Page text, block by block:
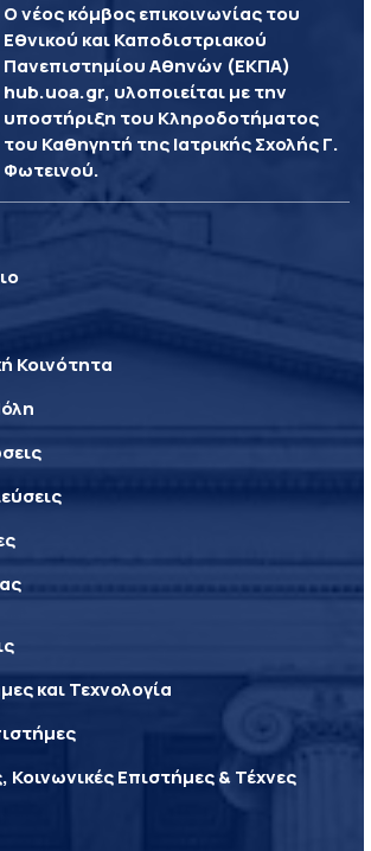
Ο νέος κόμβος επικοινωνίας του
Εθνικού και Καποδιστριακού
Πανεπιστημίου Αθηνών (ΕΚΠΑ)
hub.uoa.gr, υλοποιείται με την
υποστήριξη του Κληροδοτήματος
του Καθηγητή της Ιατρικής Σχολής Γ.
Φωτεινού.
Κοινότητα
και Τεχνολογία
Επιστήμες & Τέχνες